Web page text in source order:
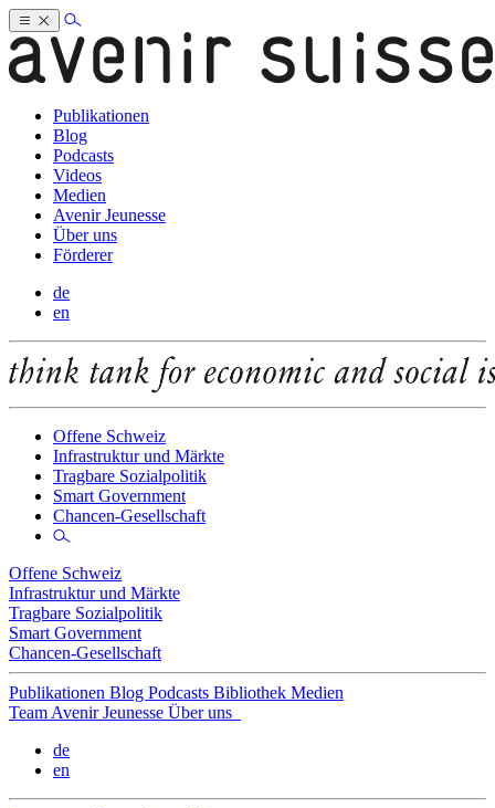
Publikationen
Blog
Podcasts
Videos
Medien
Avenir Jeunesse
Über uns
Förderer
de
en
Offene Schweiz
Infrastruktur und Märkte
Tragbare Sozialpolitik
Smart Government
Chancen-Gesellschaft
Offene Schweiz
Infrastruktur und Märkte
Tragbare Sozialpolitik
Smart Government
Chancen-Gesellschaft
Publikationen Blog Podcasts Bibliothek Medien
Team Avenir Jeunesse Über uns
de
en